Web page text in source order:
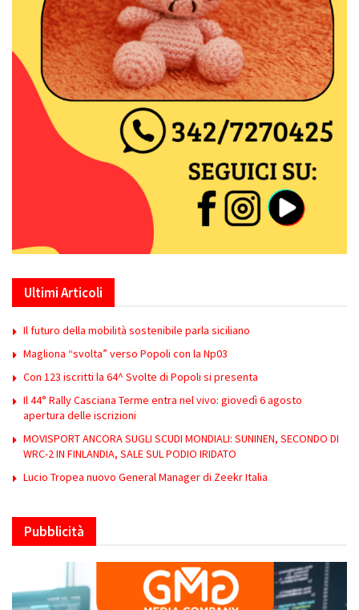
Ultimi Articoli
Il futuro della mobilità sostenibile parla siciliano
Magliona “svolta” verso Popoli con la Np03
Con 123 iscritti la 64^ Svolte di Popoli si presenta
Il 44° Rally Casciana Terme entra nel vivo: giovedì 6 agosto
apertura delle iscrizioni
MOVISPORT ANCORA SUGLI SCUDI MONDIALI: SUNINEN, SECONDO DI
WRC-2 IN FINLANDIA, SALE SUL PODIO IRIDATO
Lucio Tropea nuovo General Manager di Zeekr Italia
Pubblicità